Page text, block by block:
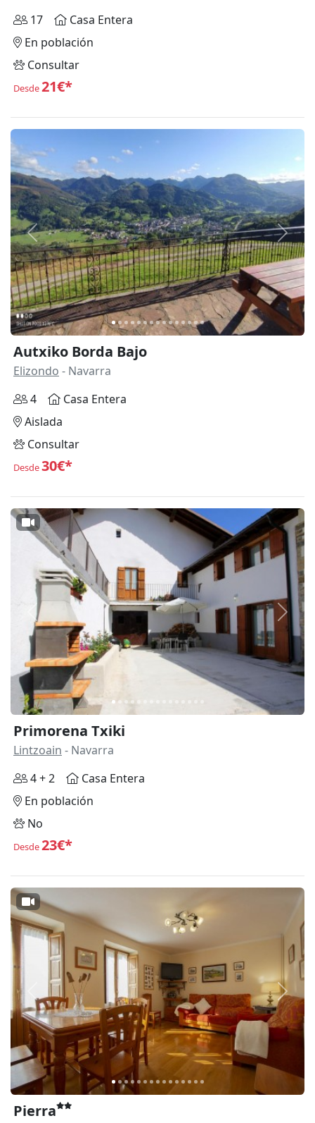
17
Casa Entera
En población
Consultar
Desde21€*
Anterior
Autxiko Borda Bajo
Elizondo - Navarra
4
Casa Entera
Aislada
Consultar
Desde30€*
Anterior
Primorena Txiki
Lintzoain - Navarra
4 + 2
Casa Entera
En población
No
Desde23€*
Anterior
Pierra